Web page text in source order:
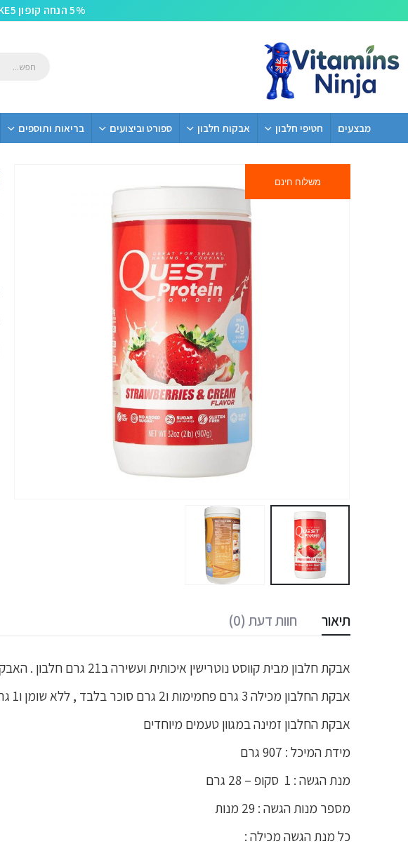
5% הנחה קופון TAKE5 בקניית 2 מוצרים. משלוח חינם מעל 279 שח!
מבצעים חטיפי חלבון אבקות חלבון ספורט וביצועים בריאות ותוספים
משלוח חינם
תיאור חוות דעת (0)
אבקת חלבון מבית קווסט נוטרישין איכותית ועשירה ב21 גרם חלבון . האבקה מכילה תשלובת איכותית ביותר של חלבון קזאין, חלבון חלב איזולייט וחלבון מי גבינה איזולייט.
אבקת החלבון מכילה 3 גרם פחמימות ו2 גרם סוכר בלבד , ללא שומן ו1 גרם של סיבים לכל מנת הגשה .
אבקת החלבון זמינה במגוון טעמים מיוחדים
מידת המיכל : 907 גרם
מנת הגשה : 1 סקופ – 28 גרם
מספר מנות הגשה : 29 מנות
כל מנת הגשה מכילה :